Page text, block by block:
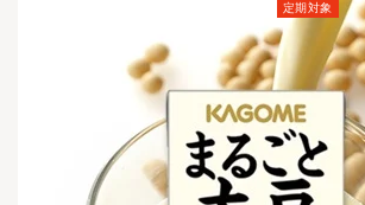
定期対象
定期お届
(毎月1点)
4,104 円
通常価格
4,860 円